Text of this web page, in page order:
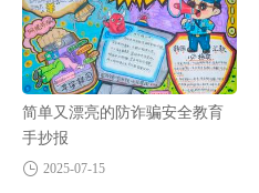
简单又漂亮的防诈骗安全教育
手抄报
2025-07-15